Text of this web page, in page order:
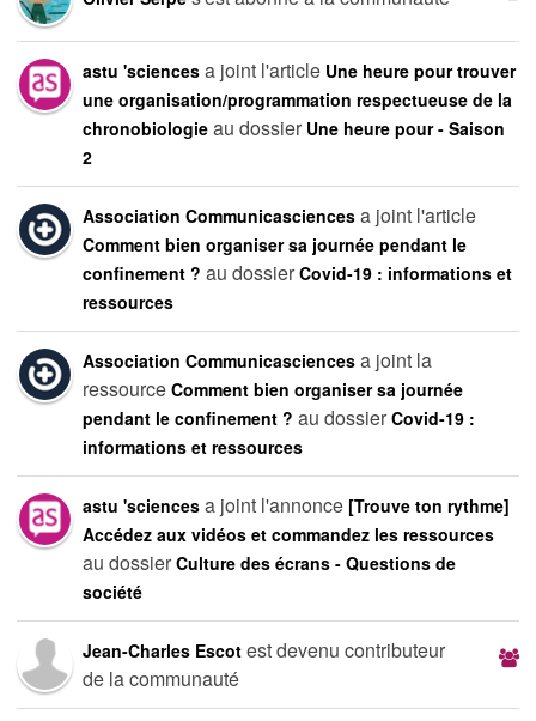
astu 'sciences a joint l'article Une heure pour trouver
une organisation/programmation respectueuse de la
chronobiologie au dossier Une heure pour - Saison
2
Association Communicasciences a joint l'article
Comment bien organiser sa journée pendant le
confinement ? au dossierCovid-19 : informations et
ressources
Association Communicasciences a joint la
ressourceComment bien organiser sa journée
pendant le confinement ? au dossierCovid-19 :
informations et ressources
astu 'sciences a joint l'annonce [Trouve ton rythme]
Accédez aux vidéos et commandez les ressources
au dossierCulture des écrans - Questions de
société
Jean-Charles Escot est devenu contributeur
de la communauté